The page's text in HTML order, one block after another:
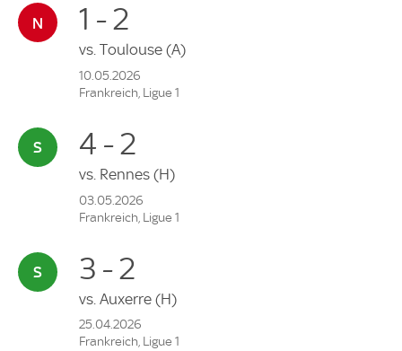
1 - 2
vs. Toulouse (A)
10.05.2026
Frankreich, Ligue 1
4 - 2
vs. Rennes (H)
03.05.2026
Frankreich, Ligue 1
3 - 2
vs. Auxerre (H)
25.04.2026
Frankreich, Ligue 1